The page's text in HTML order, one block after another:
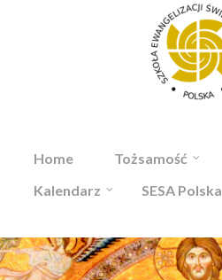
Home Tożsamość
Kalendarz
SESA Polska